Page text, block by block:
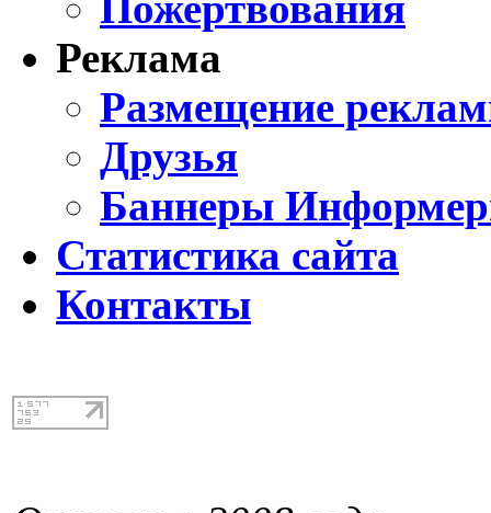
Реклама
Размещение
Друзья
Баннеры
Статистика сайта
Контакты